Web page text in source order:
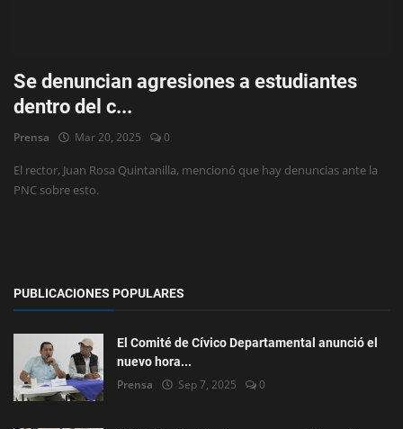
Deportes
Eventos
IOS
Se denuncian agresiones a estudiantes
dentro del c...
Prensa Mar 20, 2025 0
El rector, Juan Rosa Quintanilla, mencionó que hay denuncias ante la
PNC sobre esto.
PUBLICACIONES POPULARES
El Comité de Cívico Departamental anunció el
nuevo hora...
Prensa Sep 7, 2025 0